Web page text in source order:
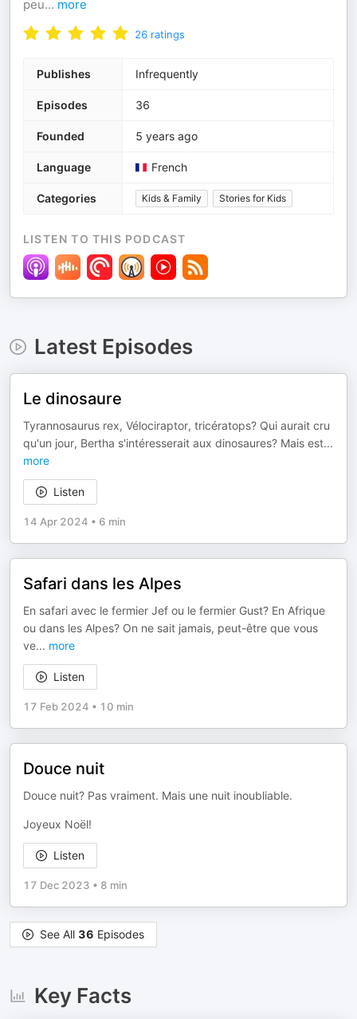
peu... more
26 ratings
Publishes Infrequently
Episodes 36
Founded 5 years ago
Language French
Categories Kids & Family Stories for Kids
LISTEN TO THIS PODCAST
Latest Episodes
Le dinosaure
Tyrannosaurus rex, Vélociraptor, tricératops? Qui aurait cru
qu'un jour, Bertha s'intéresserait aux dinosaures? Mais est...
more
Listen
14 Apr 2024 • 6 min
Safari dans les Alpes
En safari avec le fermier Jef ou le fermier Gust? En Afrique
ou dans les Alpes? On ne sait jamais, peut-être que vous
ve... more
Listen
17 Feb 2024 • 10 min
Douce nuit
Douce nuit? Pas vraiment. Mais une nuit inoubliable.
Joyeux Noël!
Listen
17 Dec 2023 • 8 min
See All 36 Episodes
Key Facts